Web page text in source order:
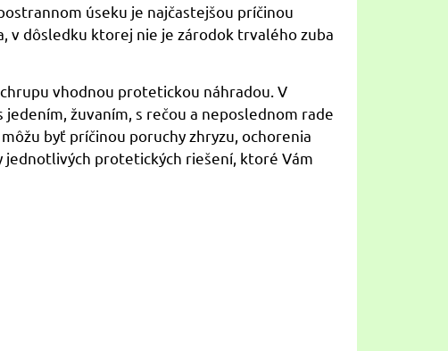
úseku je najčastejšou príčinou
v dôsledku ktorej nie je zárodok trvalého zuba
vhodnou protetickou náhradou. V
žuvaním, s rečou a neposlednom rade
byť príčinou poruchy zhryzu, ochorenia
protetických riešení, ktoré Vám